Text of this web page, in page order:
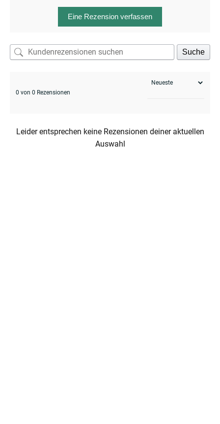
Eine Rezension verfassen
Suche
0 von 0 Rezensionen
Leider entsprechen keine Rezensionen deiner aktuellen
Auswahl